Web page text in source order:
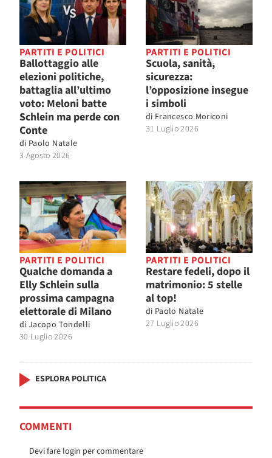
PARTITI E POLITICI
Ballottaggio alle
elezioni politiche,
battaglia all’ultimo
voto: Meloni batte
Schlein ma perde con
Conte
di Paolo Natale
3 Agosto 2026
PARTITI E POLITICI
Scuola, sanità,
sicurezza:
l’opposizione insegue
i simboli
di Francesco Moriconi
31 Luglio 2026
PARTITI E POLITICI
Qualche domanda a
Elly Schlein sulla
prossima campagna
elettorale di Milano
di Jacopo Tondelli
30 Luglio 2026
PARTITI E POLITICI
Restare fedeli, dopo il
matrimonio: 5 stelle
al top!
di Paolo Natale
27 Luglio 2026
ESPLORA POLITICA
COMMENTI
Devi fare login per commentare